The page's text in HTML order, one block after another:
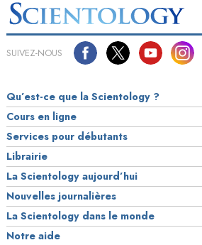
SUIVEZ-NOUS
Qu’est-ce que la Scientology ?
Cours en ligne
Services pour débutants
Librairie
La Scientology aujourd’hui
Nouvelles journalières
La Scientology dans le monde
Notre aide